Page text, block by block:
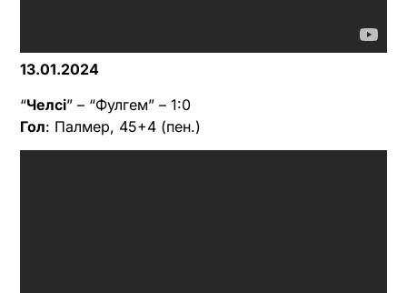
13.01.2024
“Челсі” – “Фулгем” – 1:0
Гол: Палмер, 45+4 (пен.)